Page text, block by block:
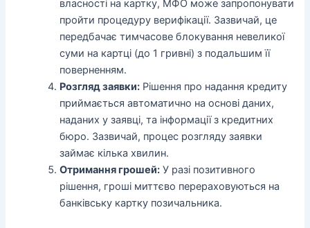
власності на картку, МФО може запропонувати
пройти процедуру верифікації. Зазвичай, це
передбачає тимчасове блокування невеликої
суми на картці (до 1 гривні) з подальшим її
поверненням.
Розгляд заявки: Рішення про надання кредиту
приймається автоматично на основі даних,
наданих у заявці, та інформації з кредитних
бюро. Зазвичай, процес розгляду заявки
займає кілька хвилин.
Отримання грошей: У разі позитивного
рішення, гроші миттєво перераховуються на
банківську картку позичальника.